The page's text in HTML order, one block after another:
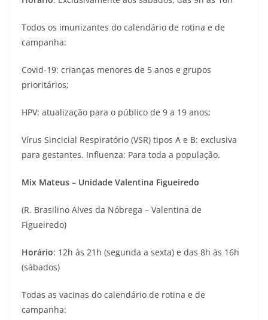
Todos os imunizantes do calendário de rotina e de
campanha:
Covid-19: crianças menores de 5 anos e grupos
prioritários;
HPV: atualização para o público de 9 a 19 anos;
Vírus Sincicial Respiratório (VSR) tipos A e B: exclusiva
para gestantes. Influenza: Para toda a população.
Mix Mateus – Unidade Valentina Figueiredo
(R. Brasilino Alves da Nóbrega – Valentina de
Figueiredo)
Horário: 12h às 21h (segunda a sexta) e das 8h às 16h
(sábados)
Todas as vacinas do calendário de rotina e de
campanha: